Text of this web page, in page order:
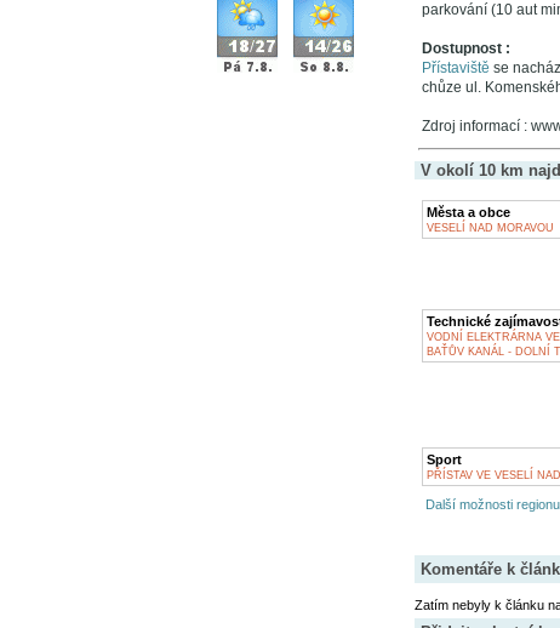
parkování (10 aut
Dostupnost :
Přístaviště se
chůze ul.
Zdroj informací :
V okolí 10 km
Města a obce
VESELÍ NAD MORAVOU
Technické
VODNÍ ELEKTRÁRNA
BAŤŮV KANÁL - DOLNÍ
Sport
PŘÍSTAV VE VESELÍ
Další možnosti regionu
Komentáře k
Zatím nebyly k článku